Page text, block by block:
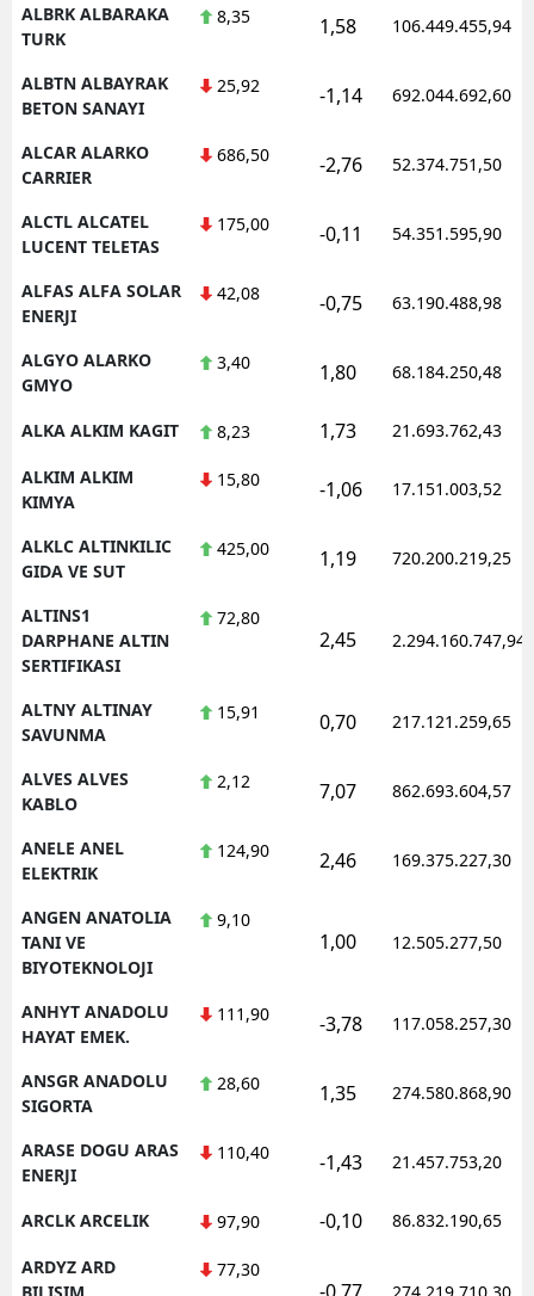
ALBRK ALBARAKA
TURK
8,35 1,58 106.449.455,94
ALBTN ALBAYRAK
BETON SANAYI
25,92 -1,14 692.044.692,60
ALCAR ALARKO
CARRIER
686,50 -2,76 52.374.751,50
ALCTL ALCATEL
LUCENT TELETAS
175,00 -0,11 54.351.595,90
ALFAS ALFA SOLAR
ENERJI
42,08 -0,75 63.190.488,98
ALGYO ALARKO
GMYO
3,40 1,80 68.184.250,48
ALKA ALKIM KAGIT 8,23 1,73 21.693.762,43
ALKIM ALKIM
KIMYA
15,80 -1,06 17.151.003,52
ALKLC ALTINKILIC
GIDA VE SUT
425,00 1,19 720.200.219,25
ALTINS1
DARPHANE ALTIN
SERTIFIKASI
72,80
2,45 2.294.160.747,94
ALTNY ALTINAY
SAVUNMA
15,91 0,70 217.121.259,65
ALVES ALVES
KABLO
2,12 7,07 862.693.604,57
ANELE ANEL
ELEKTRIK
124,90 2,46 169.375.227,30
ANGEN ANATOLIA
TANI VE
BIYOTEKNOLOJI
9,10
1,00 12.505.277,50
ANHYT ANADOLU
HAYAT EMEK.
111,90 -3,78 117.058.257,30
ANSGR ANADOLU
SIGORTA
28,60 1,35 274.580.868,90
ARASE DOGU ARAS
ENERJI
110,40 -1,43 21.457.753,20
ARCLK ARCELIK 97,90 -0,10 86.832.190,65
ARDYZ ARD
BILISIM
77,30
-0,77 274.219.710,30